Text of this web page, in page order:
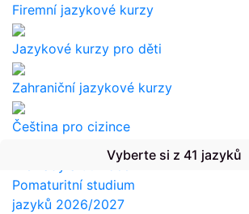
Firemní jazykové kurzy
Jazykové kurzy pro děti
Zahraniční jazykové kurzy
Čeština pro cizince
Překlady a tlumočení
Vyberte si z 41 jazyků
Pomaturitní studium
jazyků 2026/2027